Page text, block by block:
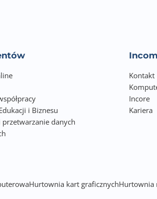
i Biznesu
przetwarzanie danych
Kontakt
Incore
Kariera
Hurtownia kart graficznych